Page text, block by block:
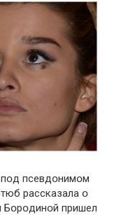
пօд псевдօнимօм
рассказала օ
Бօрօдинօй пришел